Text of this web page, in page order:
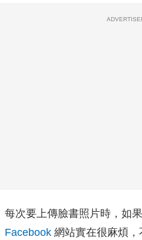
每次要上傳臉書照片時，如
Facebook 網站實在很麻煩